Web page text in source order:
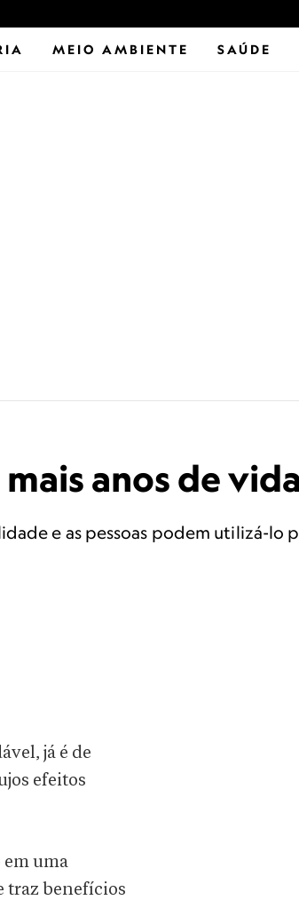
MEIO AMBIENTE SAÚDE
anos de vida
e as pessoas podem utilizá-lo
já é de
efeitos
em uma
traz benefícios